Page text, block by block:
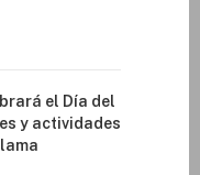
el Día del
y actividades